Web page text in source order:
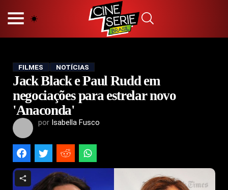
POLÍTICA DE PRIVACIDADE
TERMOS E CONDIÇÕES
CONTATO
Hot
Popular
Tendência
Filmes
FILMES NOTÍCIAS
Jack Black e Paul Rudd em
negociações para estrelar novo
'Anaconda'
por Isabella Fusco